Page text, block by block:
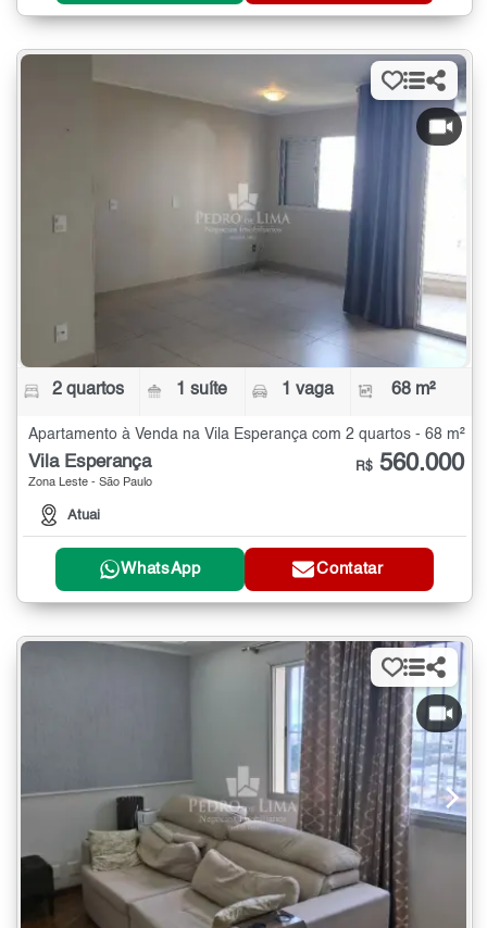
2 quartos 1 suíte 1 vaga 68 m²
Apartamento à Venda na Vila Esperança com 2 quartos - 68 m²
Vila Esperança
Zona Leste - São Paulo
Atuai
R$ 560.000
WhatsApp Contatar